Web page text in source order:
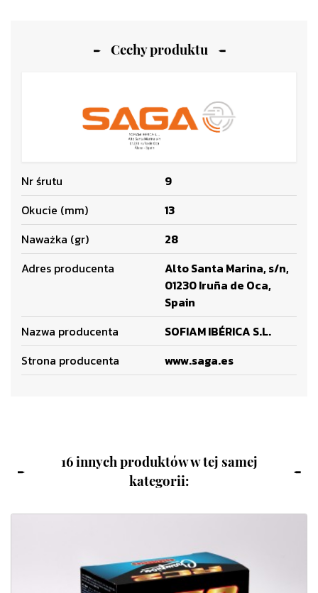
Cechy produktu
Nr śrutu
9
Okucie (mm)
13
Naważka (gr)
28
Adres producenta
Alto Santa Marina, s/n,
01230 Iruña de Oca,
Spain
Nazwa producenta
SOFIAM IBÉRICA S.L.
Strona producenta
www.saga.es
16 innych produktów w tej samej
kategorii: